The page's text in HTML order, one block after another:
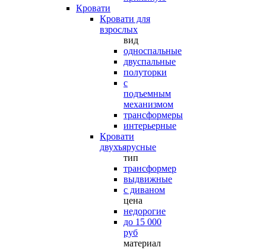
Кровати
Кровати для
взрослых
вид
односпальные
двуспальные
полуторки
с
подъемным
механизмом
трансформеры
интерьерные
Кровати
двухъярусные
тип
трансформер
выдвижные
с диваном
цена
недорогие
до 15 000
руб
материал